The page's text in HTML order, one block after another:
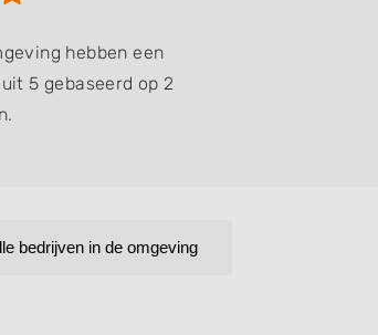
hebben een
5 gebaseerd op 2
bedrijven in de omgeving